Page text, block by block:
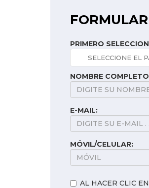
PRIMERO
NOMBRE
E-MAIL:
MÓVIL/CELULAR:
AL HACER CLIC EN